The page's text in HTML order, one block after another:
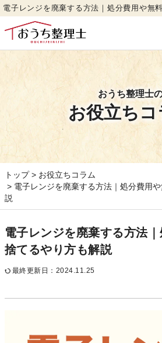
電子レンジを廃棄する方法｜処分費用や無
おうち整理士
お役立ちコ
トップ
お役立ちコラム
電子レンジを廃棄する方法｜処分費用
説
電子レンジを廃棄する方法
捨てるやり方も解説
最終更新日：2024.11.25